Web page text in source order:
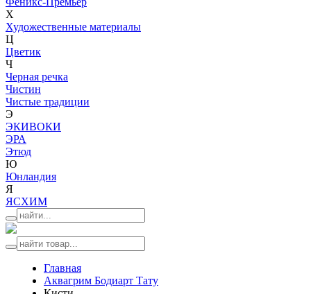
Х
Художественные материалы
Ц
Цветик
Ч
Черная речка
Чистин
Чистые традиции
Э
ЭКИВОКИ
ЭРА
Этюд
Ю
Юнландия
Я
ЯСХИМ
Главная
Аквагрим Бодиарт Тату